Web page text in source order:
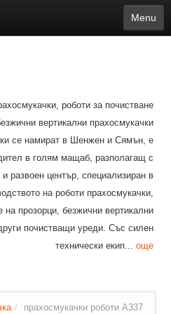
Menu
Mongolian bāṅlā Norsk
Türkçe
íslenska Estonia
Bulgarian
роботи за почистване
вертикални прахосмукачки
се намират в Шенжен и Сямън, е
в голям мащаб, разполагащ с
развоен център, специализиран в
на роботи прахосмукачки,
на прозорци, безжични вертикални
почистващи уреди. Със силен
технически екип... още
/ прахосмукачки роботи A337